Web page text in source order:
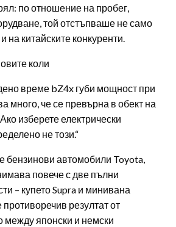
по отношение на пробег,
той отстъпваше не само
на китайските конкуренти.
коли
време bZ4x губи мощност при
много, че се превърна в обект на
изберете електрически
не този.“
бензинови автомобили Toyota,
повече с две пълни
– купето Supra и минивана
противоречив резултат от
между японски и немски